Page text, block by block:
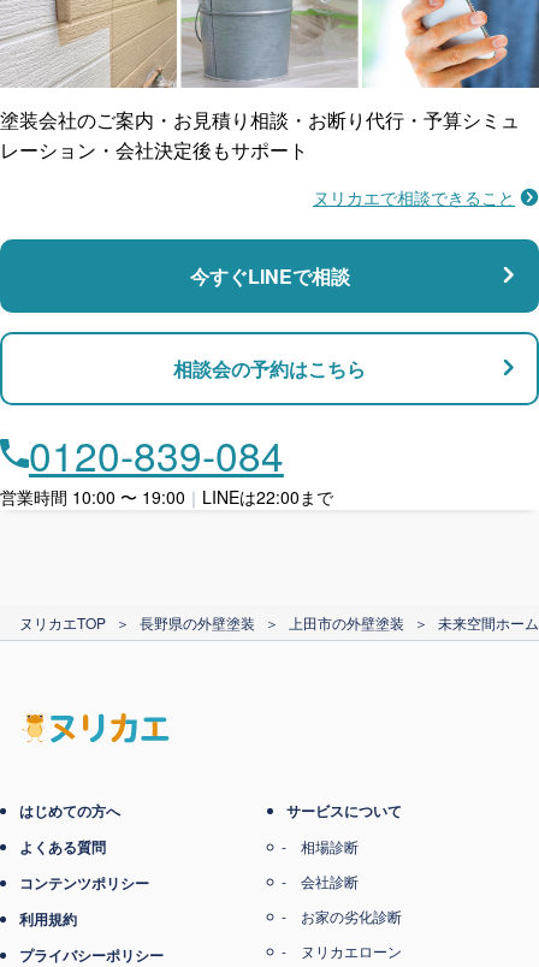
ご近所トラブルに
賠償保険
支払い対応
ローン利用
カード支払い
防水工事
マンション・アパート対応
店舗・事務所対応
塗装会社のご案内・お見積り相談・お断り代行・予算シミュ
レーション・会社決定後もサポート
ヌリカエで相談できること
今すぐLINEで相談
相談会の予約はこちら
0120-839-084
営業時間 10:00 〜 19:00 ｜ LINEは22:00まで
ヌリカエTOP ＞ 長野県の外壁塗装 ＞ 上田市の外壁塗装 ＞ 未来空間ホー
はじめての方へ
よくある質問
コンテンツポリシー
利用規約
プライバシーポリシー
サービスについて
相場診断
会社診断
お家の劣化診断
ヌリカエローン